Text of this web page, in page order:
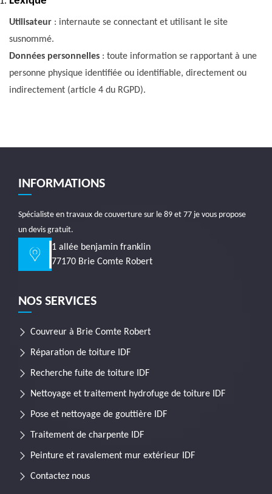
Utilisateur : internaute se connectant et utilisant le site
susnommé.
Données personnelles : toute information se rapportant à une
personne physique identifiée ou identifiable, directement ou
indirectement (article 4 du RGPD).
INFORMATIONS
Spécialiste en travaux de couverture sur le 89 et 77 je vous propose
un devis gratuit.
1 allée benjamin franklin
77170 Brie Comte Robert
NOS SERVICES
Couvreur à Brie Comte Robert
Réparation de toiture IDF
Recherche fuite de toiture IDF
Nettoyage et traitement hydrofuge de toiture IDF
Pose et nettoyage de gouttière IDF
Traitement de charpente IDF
Peinture et ravalement mur extérieur IDF
Contactez nous